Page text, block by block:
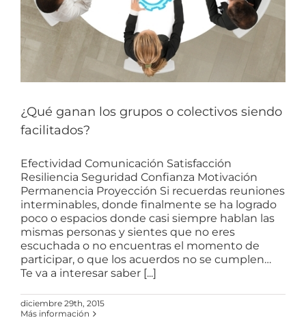
¿Qué ganan los grupos o colectivos siendo
facilitados?
Efectividad Comunicación Satisfacción
Resiliencia Seguridad Confianza Motivación
Permanencia Proyección Si recuerdas reuniones
interminables, donde finalmente se ha logrado
poco o espacios donde casi siempre hablan las
mismas personas y sientes que no eres
escuchada o no encuentras el momento de
participar, o que los acuerdos no se cumplen…
Te va a interesar saber [...]
diciembre 29th, 2015
Más información